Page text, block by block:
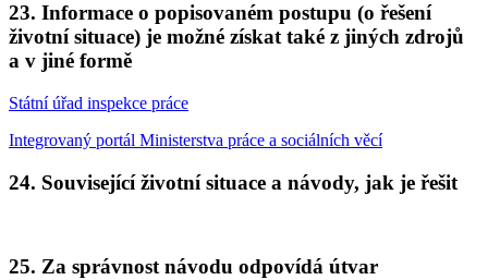
23. Informace o popisovaném postupu (o řešení
životní situace) je možné získat také z jiných zdrojů
a v jiné formě
Státní úřad inspekce práce
Integrovaný portál Ministerstva práce a sociálních věcí
24. Související životní situace a návody, jak je řešit
25. Za správnost návodu odpovídá útvar